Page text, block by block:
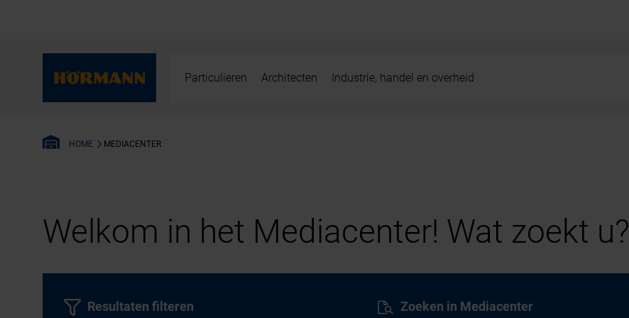
Particulieren Architecten Industrie, handel en overheid
HOME MEDIACENTER
Welkom in het Mediacenter! Wat zoekt u?
Zoeken in Mediacenter
Resultaten filteren